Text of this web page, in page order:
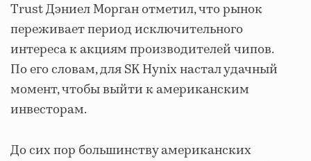
Trust Дэниел Морган отметил, что рынок
переживает период исключительного
интереса к акциям производителей чипов.
По его словам, для SK Hynix настал удачный
момент, чтобы выйти к американским
инвесторам.
До сих пор большинству американских